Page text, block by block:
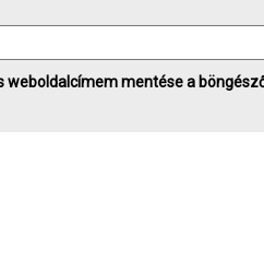
weboldalcímem mentése a